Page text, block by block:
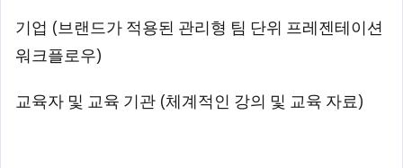
기업 (브랜드가 적용된 관리형 팀 단위 프레젠테이션
워크플로우)
교육자 및 교육 기관 (체계적인 강의 및 교육 자료)